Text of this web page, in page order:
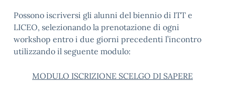
Possono iscriversi gli alunni del biennio di ITT e
LICEO, selezionando la prenotazione di ogni
workshop entro i due giorni precedenti l’incontro
utilizzando il seguente modulo:
MODULO ISCRIZIONE SCELGO DI SAPERE